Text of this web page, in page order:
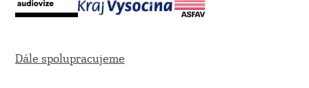
Dále spolupracujeme